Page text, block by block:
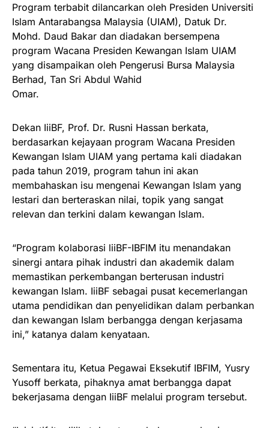
Program terbabit dilancarkan oleh Presiden Universiti
Islam Antarabangsa Malaysia (UIAM), Datuk Dr.
Mohd. Daud Bakar dan diadakan bersempena
program Wacana Presiden Kewangan Islam UIAM
yang disampaikan oleh Pengerusi Bursa Malaysia
Berhad, Tan Sri Abdul Wahid
Dekan IiiBF, Prof. Dr. Rusni Hassan berkata,
berdasarkan kejayaan program Wacana Presiden
Kewangan Islam UIAM yang pertama kali diadakan
pada tahun 2019, program tahun ini akan
membahaskan isu mengenai Kewangan Islam yang
lestari dan berteraskan nilai, topik yang sangat
relevan dan terkini dalam kewangan Islam.
“Program kolaborasi liiBF-IBFIM itu menandakan
sinergi antara pihak industri dan akademik dalam
memastikan perkembangan berterusan industri
kewangan Islam. IiiBF sebagai pusat kecemerlangan
utama pendidikan dan penyelidikan dalam perbankan
dan kewangan Islam berbangga dengan kerjasama
ini,” katanya dalam kenyataan.
Sementara itu, Ketua Pegawai Eksekutif IBFIM, Yusry
Yusoff berkata, pihaknya amat berbangga dapat
bekerjasama dengan IiiBF melalui program tersebut.